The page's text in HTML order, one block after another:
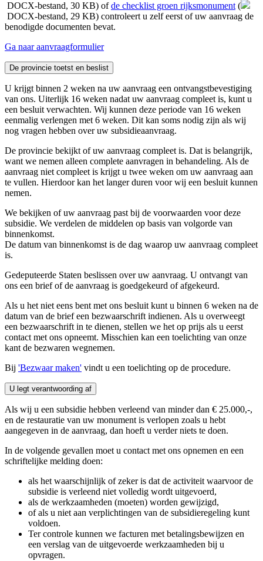
DOCX-bestand, 30 KB) of de checklist groen rijksmonument (
DOCX-bestand, 29 KB) controleert u zelf eerst of uw aanvraag de
benodigde documenten bevat.
Ga naar aanvraagformulier
De provincie toetst en beslist
U krijgt binnen 2 weken na uw aanvraag een ontvangstbevestiging
van ons. Uiterlijk 16 weken nadat uw aanvraag compleet is, kunt u
een besluit verwachten. Wij kunnen deze periode van 16 weken
eenmalig verlengen met 6 weken. Dit kan soms nodig zijn als wij
nog vragen hebben over uw subsidieaanvraag.
De provincie bekijkt of uw aanvraag compleet is. Dat is belangrijk,
want we nemen alleen complete aanvragen in behandeling. Als de
aanvraag niet compleet is krijgt u twee weken om uw aanvraag aan
te vullen. Hierdoor kan het langer duren voor wij een besluit kunnen
nemen.
We bekijken of uw aanvraag past bij de voorwaarden voor deze
subsidie. We verdelen de middelen op basis van volgorde van
binnenkomst.
De datum van binnenkomst is de dag waarop uw aanvraag compleet
is.
Gedeputeerde Staten beslissen over uw aanvraag. U ontvangt van
ons een brief of de aanvraag is goedgekeurd of afgekeurd.
Als u het niet eens bent met ons besluit kunt u binnen 6 weken na de
datum van de brief een bezwaarschrift indienen. Als u overweegt
een bezwaarschrift in te dienen, stellen we het op prijs als u eerst
contact met ons opneemt. Misschien kan een toelichting van onze
kant de bezwaren wegnemen.
Bij 'Bezwaar maken' vindt u een toelichting op de procedure.
U legt verantwoording af
Als wij u een subsidie hebben verleend van minder dan € 25.000,-,
en de restauratie van uw monument is verlopen zoals u hebt
aangegeven in de aanvraag, dan hoeft u verder niets te doen.
In de volgende gevallen moet u contact met ons opnemen en een
schriftelijke melding doen:
als het waarschijnlijk of zeker is dat de activiteit waarvoor de
subsidie is verleend niet volledig wordt uitgevoerd,
als de werkzaamheden (moeten) worden gewijzigd,
of als u niet aan verplichtingen van de subsidieregeling kunt
voldoen.
Ter controle kunnen we facturen met betalingsbewijzen en
een verslag van de uitgevoerde werkzaamheden bij u
opvragen.